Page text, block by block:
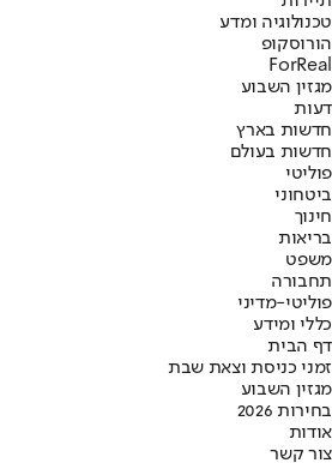
טכנולוגיה ומדע
הורוסקופ
ForReal
מגזין השבוע
דעות
חדשות בארץ
חדשות בעולם
פוליטי
ביטחוני
חינוך
בריאות
משפט
תחבורה
פוליטי-מדיני
כללי ומידע
דף הבית
זמני כניסת וצאת שבת
מגזין השבוע
בחירות 2026
אודות
צור קשר